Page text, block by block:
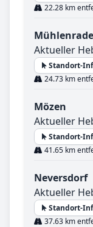
22.28 km
Mühlenrade
Aktueller
Standort-
24.73 km
Mözen
Aktueller
Standort-
41.65 km
Neversdorf
Aktueller
Standort-
37.63 km